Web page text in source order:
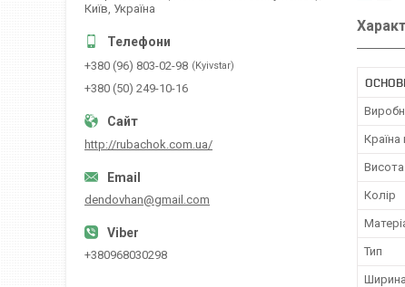
Висота
Колір
Тип
Ширина
Київ, Україна
+380 (96) 803-02-98 Kyivstar
+380 (50) 249-10-16
http://rubachok.com.ua/
dendovhan@gmail.com
+380968030298